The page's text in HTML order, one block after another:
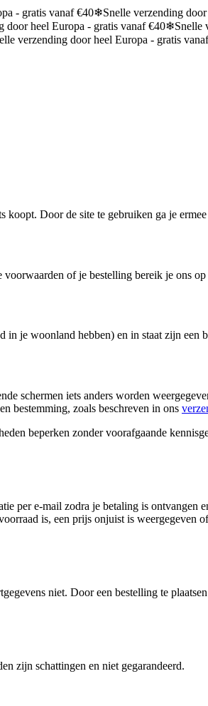
- gratis vanaf €40❄Snelle verzending
door heel Europa - gratis vanaf €40❄Snelle
verzending door heel Europa - gratis
koopt. Door de site te gebruiken ga je
of je bestelling bereik je ons op
je woonland hebben) en in staat zijn een
schermen iets anders worden
bestemming, zoals beschreven in ons
beperken zonder voorafgaande
per e-mail zodra je betaling is
is, een prijs onjuist is weergegeven
niet. Door een bestelling te
zijn schattingen en niet gegarandeerd.